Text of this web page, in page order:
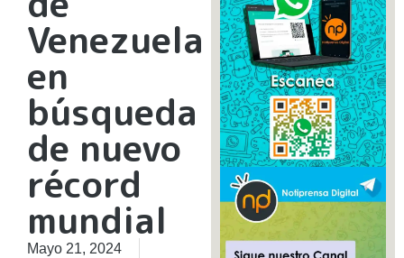
Venezuela
en
búsqueda
de nuevo
récord
mundial
Mayo 21, 2024